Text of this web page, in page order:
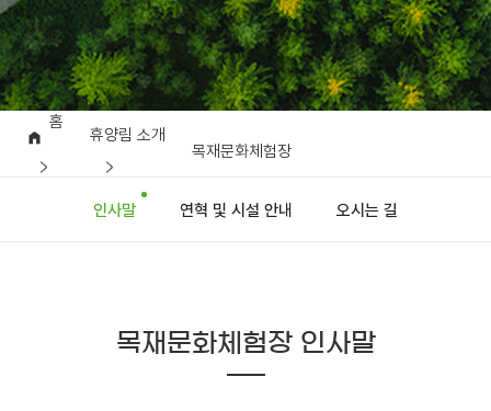
홈
휴양림 소개
목재문화체험장
인사말 연혁 및 시설 안내 오시는 길
목재문화체험장 인사말